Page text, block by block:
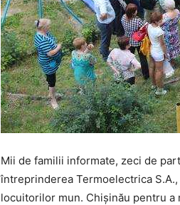
Mii de familii informate, zeci de
întreprinderea Termoelectrica
locuitorilor mun. Chișinău pentru a